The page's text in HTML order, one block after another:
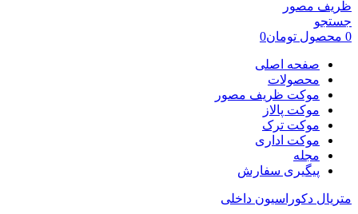
جستجو
0 محصول تومان0
صفحه اصلی
محصولات
موکت ظریف مصور
موکت پالاز
موکت ترک
موکت اداری
مجله
پیگیری سفارش
متریال دکوراسیون داخلی